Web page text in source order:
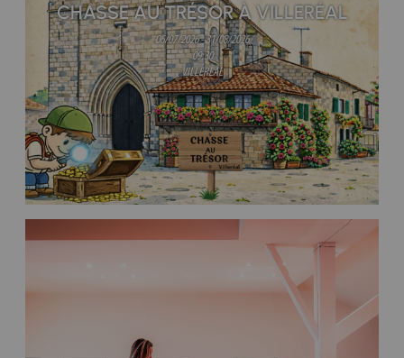
CHASSE AU TRÉSOR À VILLERÉAL
06/07/2026 - 31/08/2026
09:30
VILLEREAL